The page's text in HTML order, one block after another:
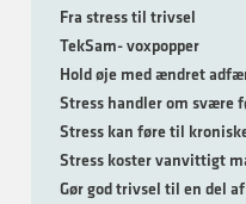
Fra stress til trivsel
TekSam- voxpopper
Hold øje med ændret
Stress handler om svære
Stress kan føre til
Stress koster vanvittigt
Gør god trivsel til en del